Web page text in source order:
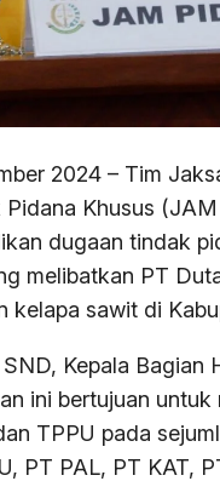
2024 – Tim
Khusus
dugaan tindak
melibatkan PT
kelapa sawit di
Kepala Bagian
ini bertujuan
TPPU pada
PT PAL, PT KAT,